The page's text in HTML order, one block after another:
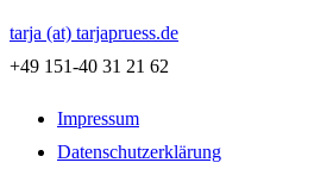
tarja (at) tarjapruess.de
+49 151-40 31 21 62
Impressum
Datenschutzerklärung